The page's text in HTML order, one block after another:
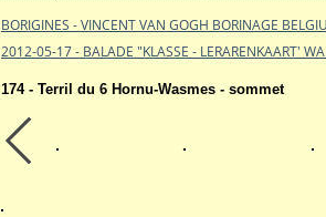
BORIGINES - VINCENT VAN GOGH BORINAGE
2012-05-17 - BALADE "KLASSE - LERARENKAART'
174 - Terril du 6 Hornu-Wasmes - sommet